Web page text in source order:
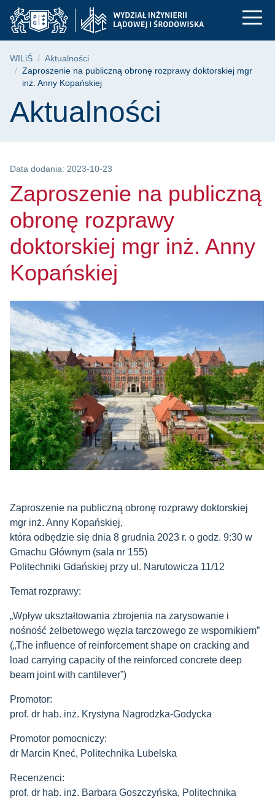
Przejdź
do
menu
głównego
Przejdź
do
wyszukiwarki
Przejdź
do
treści
Zaproszenie na
Ścieżka nawigacyjna
WILiŚ
Aktualności
Zaproszenie na publiczną obronę rozprawy doktorskiej mgr
inż. Anny Kopańskiej
Treść strony
Aktualności
Data dodania: 2023-10-23
Zaproszenie na publiczną
obronę rozprawy
doktorskiej mgr inż. Anny
Kopańskiej
Zaproszenie na publiczną obronę rozprawy doktorskiej
mgr inż. Anny Kopańskiej,
która odbędzie się dnia 8 grudnia 2023 r. o godz. 9:30 w
Gmachu Głównym (sala nr 155)
Politechniki Gdańskiej przy ul. Narutowicza 11/12
Temat rozprawy:
„Wpływ ukształtowania zbrojenia na zarysowanie i
nośność żelbetowego węzła tarczowego ze wspornikiem”
(„The influence of reinforcement shape on cracking and
load carrying capacity of the reinforced concrete deep
beam joint with cantilever”)
Promotor:
prof. dr hab. inż. Krystyna Nagrodzka-Godycka
Promotor pomocniczy:
dr Marcin Kneć, Politechnika Lubelska
Recenzenci:
prof. dr hab. inż. Barbara Goszczyńska, Politechnika